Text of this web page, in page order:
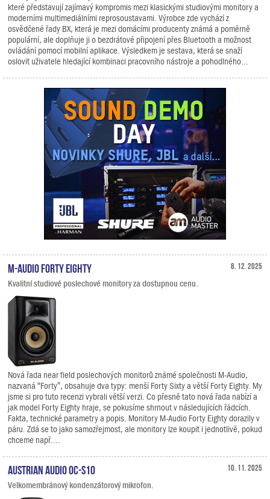
které představují zajímavý kompromis mezi klasickými studiovými monitory a
moderními multimediálními reprosoustavami. Výrobce zde vychází z
osvědčené řady BX, která je mezi domácími producenty známá a poměrně
populární, ale doplňuje ji o bezdrátové připojení přes Bluetooth a možnost
ovládání pomocí mobilní aplikace. Výsledkem je sestava, která se snaží
oslovit uživatele hledající kombinaci pracovního nástroje a pohodlného...
8. 12. 2025
M-Audio Forty Eighty
Kvalitní studiové poslechové monitory za dostupnou cenu.
Nová řada near field poslechových monitorů známé společnosti M-Audio,
nazvaná “Forty”, obsahuje dva typy: menší Forty Sixty a větší Forty Eighty. My
jsme si pro tuto recenzi vybrali větší verzi. Co přesně tato nová řada nabízí a
jak model Forty Eighty hraje, se pokusíme shrnout v následujících řádcích.
Fakta, technické parametry a popis. Monitory M-Audio Forty Eighty dorazily v
páru. Zdá se to jako samozřejmost, ale monitory lze koupit i jednotlivě, pokud
chceme např....
10. 11. 2025
Austrian Audio OC-S10
Velkomembránový kondenzátorový mikrofon.